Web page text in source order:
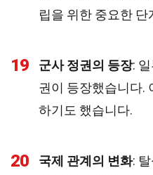
립을 위한 중요한 단
19 군사 정권의 등장:
권이 등장했습니다.
하기도 했습니다.
20 국제 관계의 변화: